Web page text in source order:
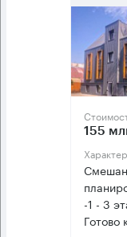
155
-1 - 3
Готово